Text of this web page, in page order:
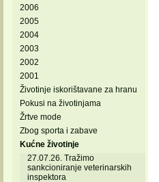
2006
2005
2004
2003
2002
2001
Životinje iskorištavane za hranu
Pokusi na životinjama
Žrtve mode
Zbog sporta i zabave
Kućne životinje
27.07.26. Tražimo
sankcioniranje veterinarskih
inspektora